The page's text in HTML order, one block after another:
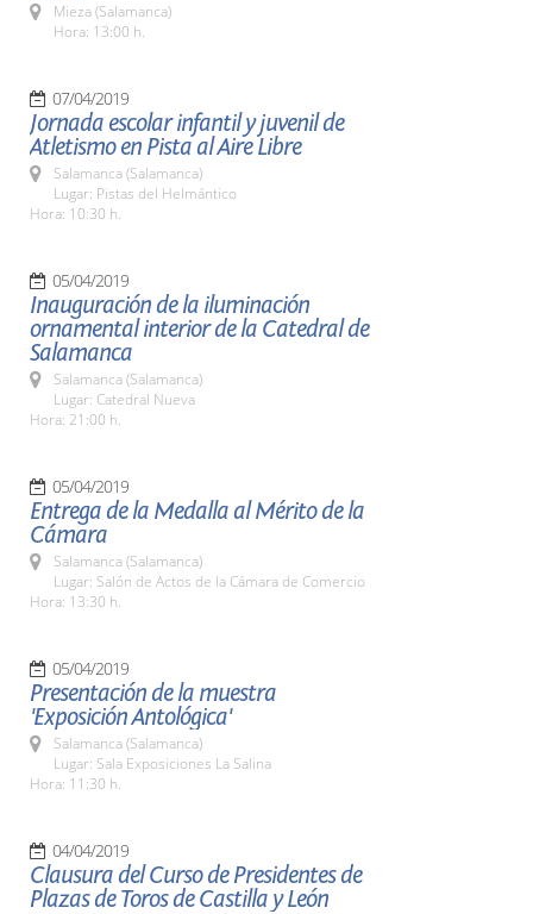
Mieza (Salamanca)
Hora: 13:00 h.
07/04/2019
Jornada escolar infantil y juvenil de
Atletismo en Pista al Aire Libre
Salamanca (Salamanca)
Lugar: Pistas del Helmántico
Hora: 10:30 h.
05/04/2019
Inauguración de la iluminación
ornamental interior de la Catedral de
Salamanca
Salamanca (Salamanca)
Lugar: Catedral Nueva
Hora: 21:00 h.
05/04/2019
Entrega de la Medalla al Mérito de la
Cámara
Salamanca (Salamanca)
Lugar: Salón de Actos de la Cámara de Comercio
Hora: 13:30 h.
05/04/2019
Presentación de la muestra
'Exposición Antológica'
Salamanca (Salamanca)
Lugar: Sala Exposiciones La Salina
Hora: 11:30 h.
04/04/2019
Clausura del Curso de Presidentes de
Plazas de Toros de Castilla y León